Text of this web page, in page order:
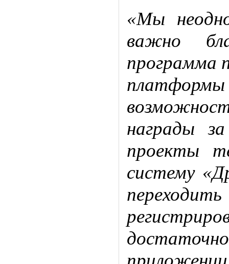
«Мы
важно
программа
платформы
награды
проекты
систему «